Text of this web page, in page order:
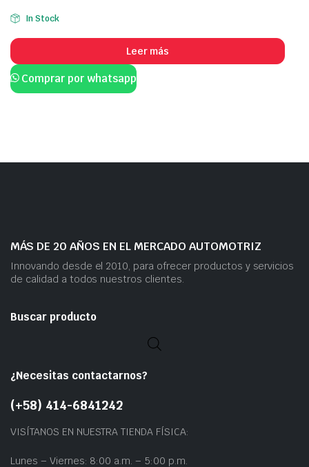
In Stock
Leer más
Comprar por whatsapp
MÁS DE 20 AÑOS EN EL MERCADO AUTOMOTRIZ
Innovando desde el 2010, para ofrecer productos y servicios
de calidad a todos nuestros clientes.
Buscar producto
¿Necesitas contactarnos?
(+58) 414-6841242
VISÍTANOS EN NUESTRA TIENDA FÍSICA:
Lunes – Viernes: 8:00 a.m. – 5:00 p.m.